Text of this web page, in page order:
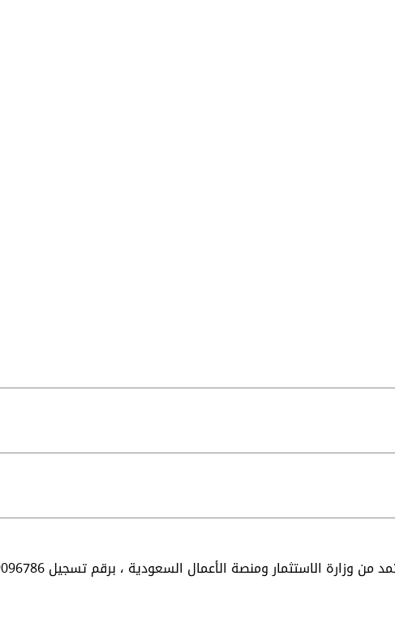
وزارة الاستثمار ومنصة الأعمال السعودية ، برقم تسجيل 1009096786